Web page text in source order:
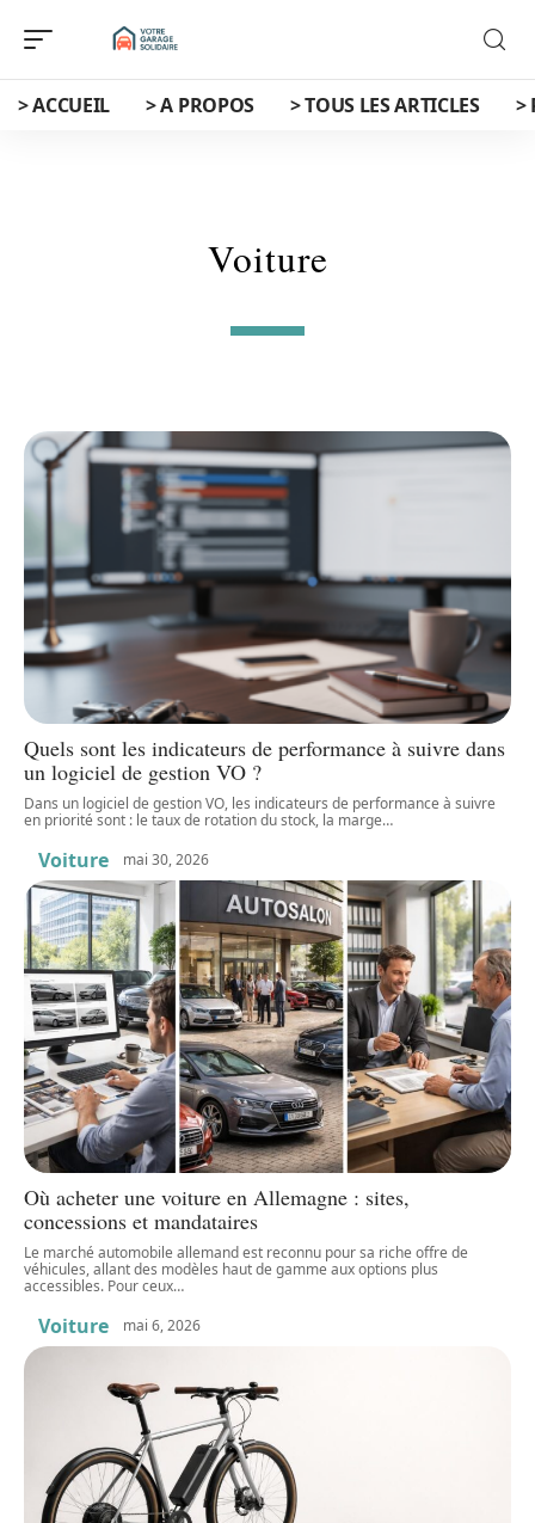
> ACCUEIL > A PROPOS > TOUS LES ARTICLES >
Voiture
Quels sont les indicateurs de performance à suivre dans
un logiciel de gestion VO ?
Dans un logiciel de gestion VO, les indicateurs de performance à suivre
en priorité sont : le taux de rotation du stock, la marge…
Voiture mai 30, 2026
Où acheter une voiture en Allemagne : sites,
concessions et mandataires
Le marché automobile allemand est reconnu pour sa riche offre de
véhicules, allant des modèles haut de gamme aux options plus
accessibles. Pour ceux…
Voiture mai 6, 2026